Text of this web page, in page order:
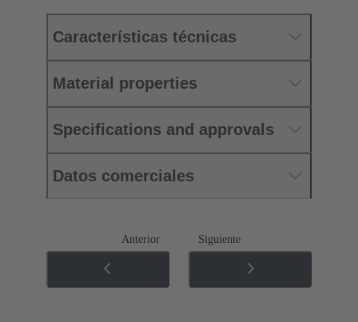
Características técnicas
Material properties
Specifications and approvals
Datos comerciales
Anterior Siguiente